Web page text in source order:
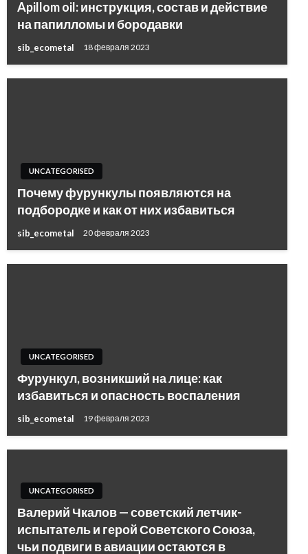
Apillom oil: инструкция, состав и действие
на папилломы и бородавки
sib_ecometal 18 февраля 2023
UNCATEGORISED
Почему фурункулы появляются на
подбородке и как от них избавиться
sib_ecometal 20 февраля 2023
UNCATEGORISED
Фурункул, возникший на лице: как
избавиться и опасность воспаления
sib_ecometal 19 февраля 2023
UNCATEGORISED
Валерий Чкалов — советский летчик-
испытатель и герой Советского Союза,
чьи подвиги в авиации остаются в